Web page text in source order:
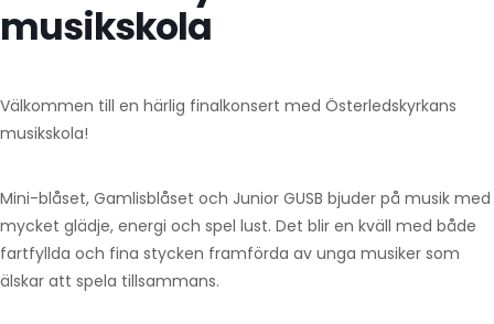
musikskola
Välkommen till en härlig finalkonsert med Österledskyrkans
musikskola!
Mini-blåset, Gamlisblåset och Junior GUSB bjuder på musik med
mycket glädje, energi och spel lust. Det blir en kväll med både
fartfyllda och fina stycken framförda av unga musiker som
älskar att spela tillsammans.